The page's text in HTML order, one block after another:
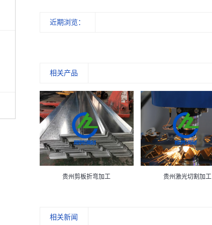
近期浏览：
相关产品
贵州剪板折弯加工 贵州激光切割加工
相关新闻